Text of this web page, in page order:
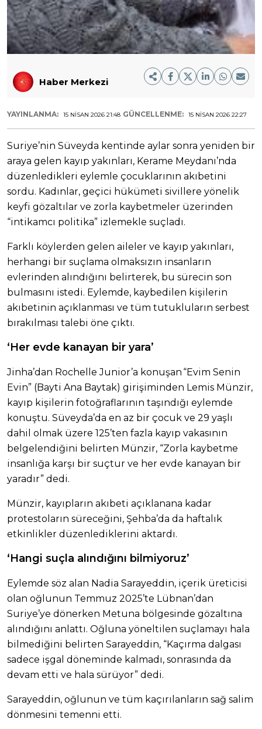
Haber Merkezi
YAYINLANMA: 15 NISAN 2026 21:48 GÜNCELLENME: 15 NISAN 2026 22:27
Suriye’nin Süveyda kentinde aylar sonra yeniden bir
araya gelen kayıp yakınları, Kerame Meydanı’nda
düzenledikleri eylemle çocuklarının akıbetini
sordu. Kadınlar, geçici hükümeti sivillere yönelik
keyfi gözaltılar ve zorla kaybetmeler üzerinden
“intikamcı politika” izlemekle suçladı.
Farklı köylerden gelen aileler ve kayıp yakınları,
herhangi bir suçlama olmaksızın insanların
evlerinden alındığını belirterek, bu sürecin son
bulmasını istedi. Eylemde, kaybedilen kişilerin
akıbetinin açıklanması ve tüm tutukluların serbest
bırakılması talebi öne çıktı.
‘Her evde kanayan bir yara’
Jinha’dan Rochelle Junior’a konuşan “Evim Senin
Evin” (Bayti Ana Baytak) girişiminden Lemis Münzir,
kayıp kişilerin fotoğraflarının taşındığı eylemde
konuştu. Süveyda’da en az bir çocuk ve 29 yaşlı
dahil olmak üzere 125’ten fazla kayıp vakasının
belgelendiğini belirten Münzir, “Zorla kaybetme
insanlığa karşı bir suçtur ve her evde kanayan bir
yaradır” dedi.
Münzir, kayıpların akıbeti açıklanana kadar
protestoların süreceğini, Şehba’da da haftalık
etkinlikler düzenlediklerini aktardı.
‘Hangi suçla alındığını bilmiyoruz’
Eylemde söz alan Nadia Sarayeddin, içerik üreticisi
olan oğlunun Temmuz 2025’te Lübnan’dan
Suriye’ye dönerken Metuna bölgesinde gözaltına
alındığını anlattı. Oğluna yöneltilen suçlamayı hala
bilmediğini belirten Sarayeddin, “Kaçırma dalgası
sadece işgal döneminde kalmadı, sonrasında da
devam etti ve hala sürüyor” dedi.
Sarayeddin, oğlunun ve tüm kaçırılanların sağ salim
dönmesini temenni etti.